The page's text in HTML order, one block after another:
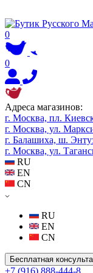
0
0
Адреса магазинов:
г. Москва, пл.
г. Москва, ул.
г. Балашиха, ш.
г. Москва, ул.
RU
EN
CN
RU
EN
CN
Бесплатная
+7 (916) 888-444-8